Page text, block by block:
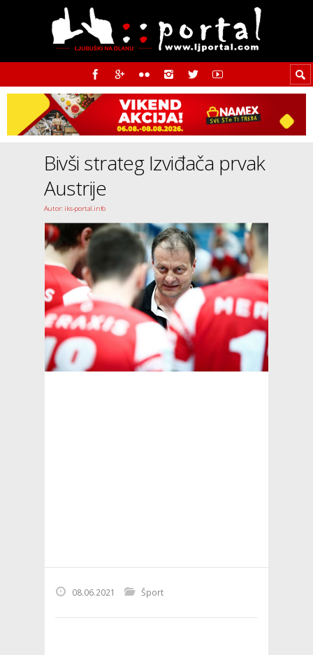
Bivši strateg Izviđača prvak
Austrije
Autor: iks-portal.info
08.06.2021 Šport